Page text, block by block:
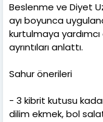
Beslenme ve Diyet
ayı boyunca
kurtulmaya
ayrıntıları anlattı.
Sahur önerileri
- 3 kibrit kutusu
dilim ekmek, bol